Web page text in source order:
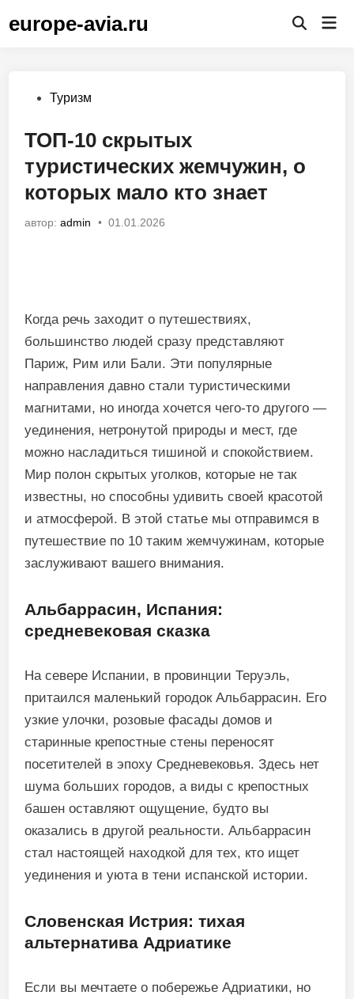
europe-avia.ru
Открыть
Опубликовано
Туризм
ТОП-10 скрытых
туристических жемчужин, о
которых мало кто знает
автор:admin • 01.01.2026
Когда речь заходит о путешествиях,
большинство людей сразу представляют
Париж, Рим или Бали. Эти популярные
направления давно стали туристическими
магнитами, но иногда хочется чего-то другого —
уединения, нетронутой природы и мест, где
можно насладиться тишиной и спокойствием.
Мир полон скрытых уголков, которые не так
известны, но способны удивить своей красотой
и атмосферой. В этой статье мы отправимся в
путешествие по 10 таким жемчужинам, которые
заслуживают вашего внимания.
Альбаррасин, Испания:
средневековая сказка
На севере Испании, в провинции Теруэль,
притаился маленький городок Альбаррасин. Его
узкие улочки, розовые фасады домов и
старинные крепостные стены переносят
посетителей в эпоху Средневековья. Здесь нет
шума больших городов, а виды с крепостных
башен оставляют ощущение, будто вы
оказались в другой реальности. Альбаррасин
стал настоящей находкой для тех, кто ищет
уединения и уюта в тени испанской истории.
Словенская Истрия: тихая
альтернатива Адриатике
Если вы мечтаете о побережье Адриатики, но